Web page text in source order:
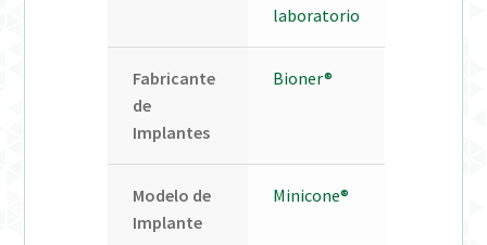
laboratorio
Fabricante
de
Implantes
Bioner®
Modelo de
Implante
Minicone®